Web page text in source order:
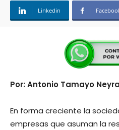
Linkedin
Por: Antonio Tamayo Neyra
En forma creciente la
empresas que asuman la